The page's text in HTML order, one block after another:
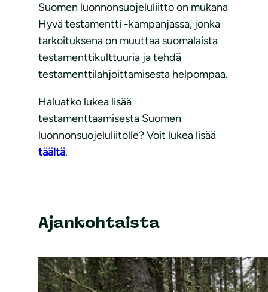
Suomen luonnonsuojeluliitto on mukana
Hyvä testamentti -kampanjassa, jonka
tarkoituksena on muuttaa suomalaista
testamenttikulttuuria ja tehdä
testamenttilahjoittamisesta helpompaa.
Haluatko lukea lisää
testamenttaamisesta Suomen
luonnonsuojeluliitolle? Voit lukea lisää
täältä.
Ajankohtaista